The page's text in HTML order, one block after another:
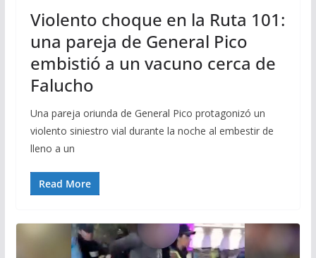
Violento choque en la Ruta 101:
una pareja de General Pico
embistió a un vacuno cerca de
Falucho
Una pareja oriunda de General Pico protagonizó un
violento siniestro vial durante la noche al embestir de
lleno a un
Read More